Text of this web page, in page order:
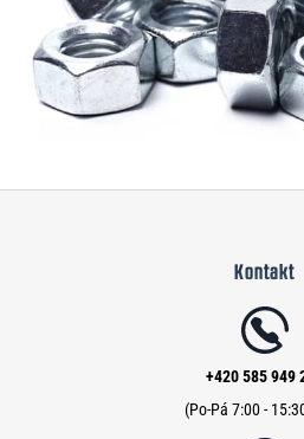
Kontakt
+420 585 949